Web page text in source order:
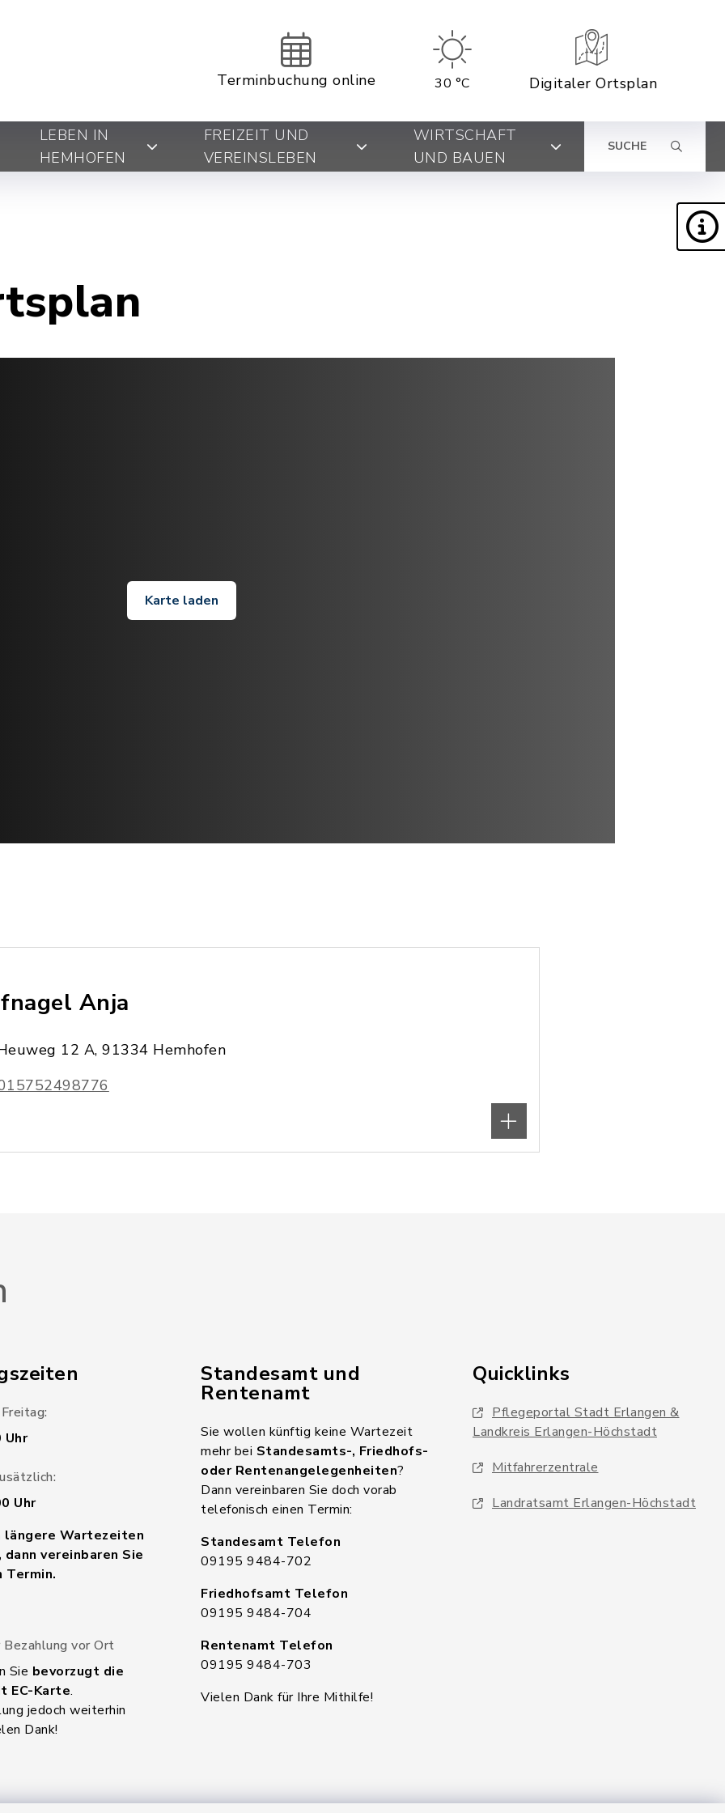
Terminbuchung online 30 °C Digitaler Ortsplan
LEBEN IN
HEMHOFEN
FREIZEIT UND
VEREINSLEBEN
WIRTSCHAFT
UND BAUEN
SUCHE
Karte laden
Anja
12 A, 91334 Hemhofen
Uhr
Uhr
Wartezeiten
vereinbaren Sie
vor Ort
Sie bevorzugt die
EC-Karte.
jedoch weiterhin
Dank!
Standesamt und
Rentenamt
Sie wollen künftig keine Wartezeit
mehr bei Standesamts-, Friedhofs-
oder Rentenangelegenheiten?
Dann vereinbaren Sie doch vorab
telefonisch einen Termin:
Standesamt Telefon
09195 9484-702
Friedhofsamt Telefon
09195 9484-704
Rentenamt Telefon
09195 9484-703
Vielen Dank für Ihre Mithilfe!
Quicklinks
Pflegeportal Stadt Erlangen &
Landkreis Erlangen-Höchstadt
Mitfahrerzentrale
Landratsamt Erlangen-Höchstadt